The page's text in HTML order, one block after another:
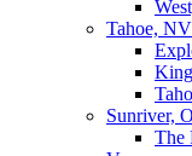
Tahoe, NV
Sunriver,
The